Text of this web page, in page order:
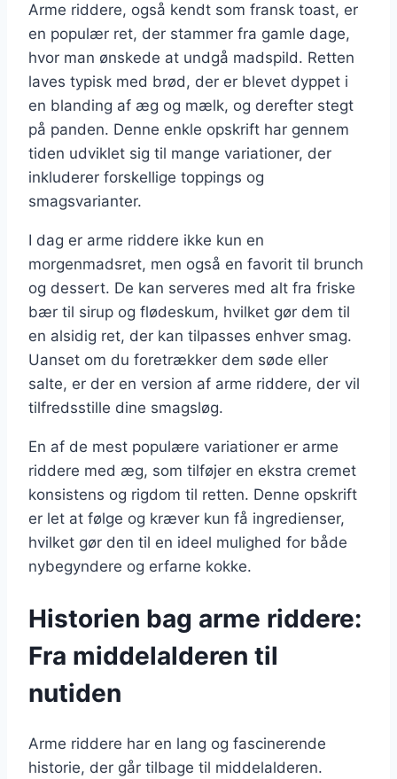
Arme riddere, også kendt som fransk toast, er
en populær ret, der stammer fra gamle dage,
hvor man ønskede at undgå madspild. Retten
laves typisk med brød, der er blevet dyppet i
en blanding af æg og mælk, og derefter stegt
på panden. Denne enkle opskrift har gennem
tiden udviklet sig til mange variationer, der
inkluderer forskellige toppings og
smagsvarianter.
I dag er arme riddere ikke kun en
morgenmadsret, men også en favorit til brunch
og dessert. De kan serveres med alt fra friske
bær til sirup og flødeskum, hvilket gør dem til
en alsidig ret, der kan tilpasses enhver smag.
Uanset om du foretrækker dem søde eller
salte, er der en version af arme riddere, der vil
tilfredsstille dine smagsløg.
En af de mest populære variationer er arme
riddere med æg, som tilføjer en ekstra cremet
konsistens og rigdom til retten. Denne opskrift
er let at følge og kræver kun få ingredienser,
hvilket gør den til en ideel mulighed for både
nybegyndere og erfarne kokke.
Historien bag arme riddere:
Fra middelalderen til
nutiden
Arme riddere har en lang og fascinerende
historie, der går tilbage til middelalderen.